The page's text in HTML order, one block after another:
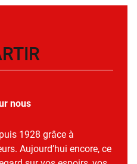
nous
1928 grâce à
Aujourd’hui encore, ce